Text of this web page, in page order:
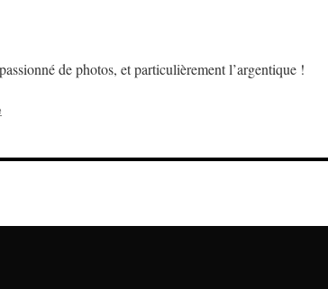
de photos, et particulièrement l’argentique !